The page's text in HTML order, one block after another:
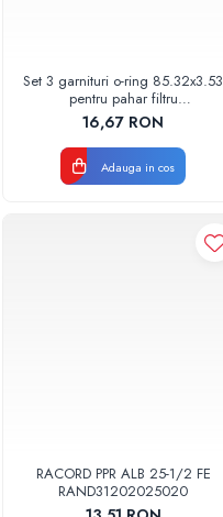
Set 3 garnituri o-ring 85.32x3.53
pentru pahar filtru
AQUA06030000000
16,67 RON
Adauga in cos
RACORD PPR ALB 25-1/2 FE
RAND31202025020